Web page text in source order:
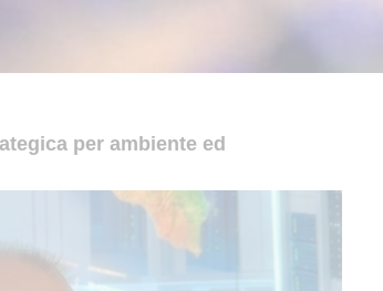
per ambiente ed